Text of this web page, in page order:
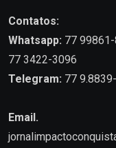
Contatos:
Whatsapp: 77
77 3422-3096
Telegram: 77
Email.